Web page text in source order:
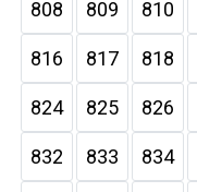
808 809 810
816 817 818
824 825 826
832 833 834